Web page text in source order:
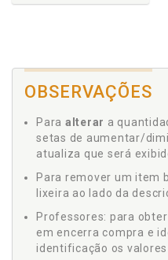
OBSERVAÇÕES
Para alterar a
setas de aumentar/
atualiza que será
Para remover um item
lixeira ao lado da
Professores: para
em encerra compra e
identificação os valores